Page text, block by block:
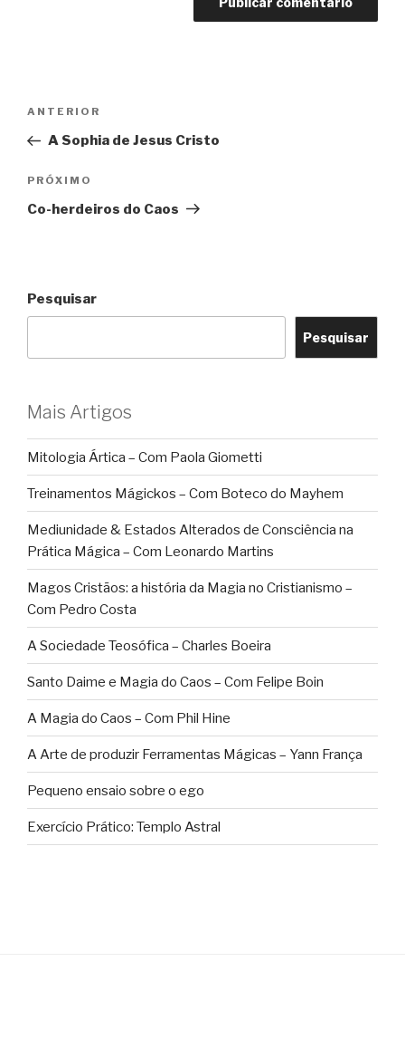
Post
Post
anterior
ANTERIOR
A Sophia de Jesus Cristo
Próximo
post
PRÓXIMO
Co-herdeiros do Caos
Pesquisar
Pesquisar
Mais Artigos
Mitologia Ártica – Com Paola Giometti
Treinamentos Mágickos – Com Boteco do Mayhem
Mediunidade & Estados Alterados de Consciência na
Prática Mágica – Com Leonardo Martins
Magos Cristãos: a história da Magia no Cristianismo –
Com Pedro Costa
A Sociedade Teosófica – Charles Boeira
Santo Daime e Magia do Caos – Com Felipe Boin
A Magia do Caos – Com Phil Hine
A Arte de produzir Ferramentas Mágicas – Yann França
Pequeno ensaio sobre o ego
Exercício Prático: Templo Astral